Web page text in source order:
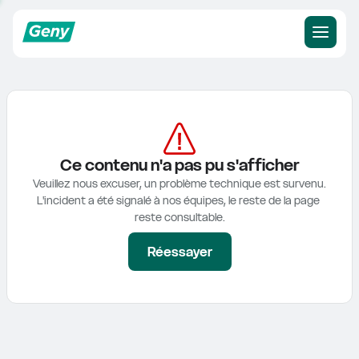
Ce contenu n'a pas pu s'afficher
Veuillez nous excuser, un problème technique est survenu.
L'incident a été signalé à nos équipes, le reste de la page
reste consultable.
Réessayer